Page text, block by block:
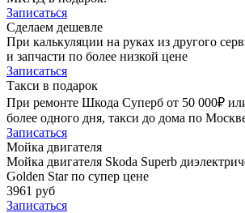
Записаться
Сделаем дешевле
При калькуляции на руках из другого
и запчасти по более низкой цене
Записаться
Такси в подарок
При ремонте Шкода Суперб от 50 000₽
более одного дня, такси до дома по
Записаться
Мойка двигателя
Мойка двигателя Skoda Superb
Golden Star по супер цене
3961 руб
Записаться